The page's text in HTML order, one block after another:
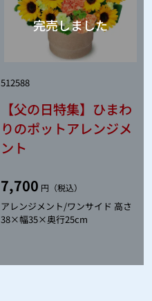
512588
【父の日特集】ひまわ
りのポットアレンジメ
ント
7,700 円（税込）
アレンジメント/ワンサイド 高さ
38×幅35×奥行25cm